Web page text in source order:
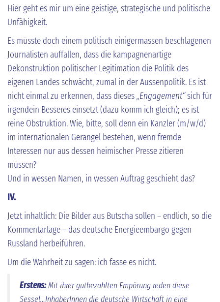
Hier geht es mir um eine geistige, strategische und politische
Unfähigkeit.
Es müsste doch einem politisch einigermassen beschlagenen
Journalisten auffallen, dass die kampagnenartige
Dekonstruktion politischer Legitimation die Politik des
eigenen Landes schwächt, zumal in der Aussenpolitik. Es ist
nicht einmal zu erkennen, dass dieses„Engagement“sich für
irgendein Besseres einsetzt (dazu komm ich gleich); es ist
reine Obstruktion. Wie, bitte, soll denn ein Kanzler (m/w/d)
im internationalen Gerangel bestehen, wenn fremde
Interessen nur aus dessen heimischer Presse zitieren
müssen?
Und in wessen Namen, in wessen Auftrag geschieht das?
IV.
Jetzt inhaltlich: Die Bilder aus Butscha sollen – endlich, so die
Kommentarlage – das deutsche Energieembargo gegen
Russland herbeiführen.
Um die Wahrheit zu sagen: ich fasse es nicht.
Erstens:Mit ihrer gutbezahlten Empörung reden diese
Sessel…InhaberInnen die deutsche Wirtschaft in eine